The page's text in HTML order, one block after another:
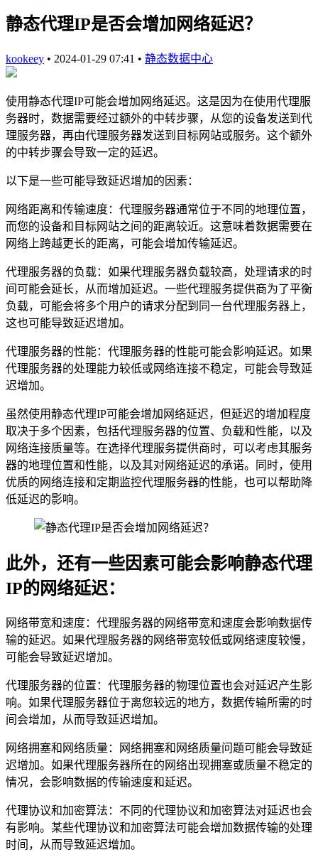
静态代理IP是否会增加网络延迟？
kookeey • 2024-01-29 07:41 • 静态数据中心
使用静态代理IP可能会增加网络延迟。这是因为在使用代理服
务器时，数据需要经过额外的中转步骤，从您的设备发送到代
理服务器，再由代理服务器发送到目标网站或服务。这个额外
的中转步骤会导致一定的延迟。
以下是一些可能导致延迟增加的因素：
网络距离和传输速度：代理服务器通常位于不同的地理位置，
而您的设备和目标网站之间的距离较近。这意味着数据需要在
网络上跨越更长的距离，可能会增加传输延迟。
代理服务器的负载：如果代理服务器负载较高，处理请求的时
间可能会延长，从而增加延迟。一些代理服务提供商为了平衡
负载，可能会将多个用户的请求分配到同一台代理服务器上，
这也可能导致延迟增加。
代理服务器的性能：代理服务器的性能可能会影响延迟。如果
代理服务器的处理能力较低或网络连接不稳定，可能会导致延
迟增加。
虽然使用静态代理IP可能会增加网络延迟，但延迟的增加程度
取决于多个因素，包括代理服务器的位置、负载和性能，以及
网络连接质量等。在选择代理服务提供商时，可以考虑其服务
器的地理位置和性能，以及其对网络延迟的承诺。同时，使用
优质的网络连接和定期监控代理服务器的性能，也可以帮助降
低延迟的影响。
此外，还有一些因素可能会影响静态代理
IP的网络延迟：
网络带宽和速度：代理服务器的网络带宽和速度会影响数据传
输的延迟。如果代理服务器的网络带宽较低或网络速度较慢，
可能会导致延迟增加。
代理服务器的位置：代理服务器的物理位置也会对延迟产生影
响。如果代理服务器位于离您较远的地方，数据传输所需的时
间会增加，从而导致延迟增加。
网络拥塞和网络质量：网络拥塞和网络质量问题可能会导致延
迟增加。如果代理服务器所在的网络出现拥塞或质量不稳定的
情况，会影响数据的传输速度和延迟。
代理协议和加密算法：不同的代理协议和加密算法对延迟也会
有影响。某些代理协议和加密算法可能会增加数据传输的处理
时间，从而导致延迟增加。